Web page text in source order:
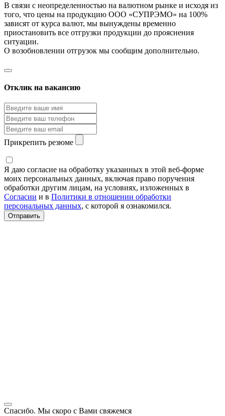
В связи с неопределенностью на валютном рынке и исходя из
того, что цены на продукцию ООО «СУПРЭМО» на 100%
зависят от курса валют, мы вынуждены временно
приостановить все отгрузки продукции до прояснения
ситуации.
О возобновлении отгрузок мы сообщим дополнительно.
Отклик на вакансию
Прикрепить резюме
Я даю согласие на обработку указанных в этой веб-форме
моих персональных данных, включая право поручения
обработки другим лицам, на условиях, изложенных в
Согласии и в Политики в отношении обработки
персональных данных, с которой я ознакомился.
Спасибо. Мы скоро с Вами свяжемся